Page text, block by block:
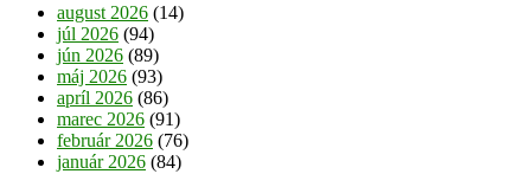
august 2026 (14)
júl 2026 (94)
jún 2026 (89)
máj 2026 (93)
apríl 2026 (86)
marec 2026 (91)
február 2026 (76)
január 2026 (84)